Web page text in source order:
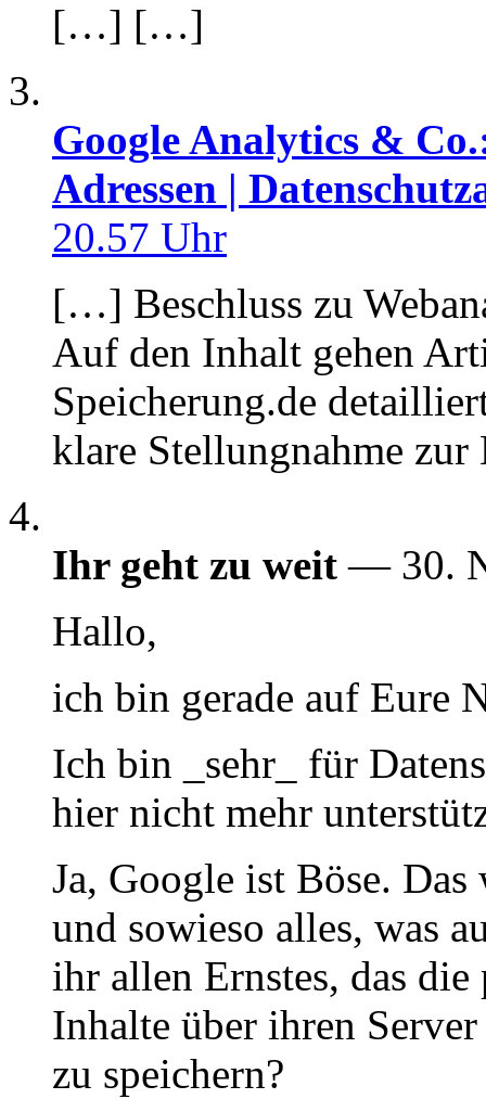
[…] […]
Google Analytics &
Adressen |
20.57 Uhr
[…] Beschluss zu
Auf den Inhalt gehen
Speicherung.de
klare Stellungnahme
Ihr geht zu weit — 30.
Hallo,
ich bin gerade auf Eure
Ich bin _sehr_ für
hier nicht mehr
Ja, Google ist Böse.
und sowieso alles, was
ihr allen Ernstes, das
Inhalte über ihren
zu speichern?